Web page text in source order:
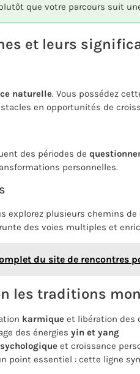
que votre parcours suit
et leurs
naturelle. Vous possédez
en opportunités de
des périodes de
personnelles.
explorez plusieurs chemins de
des voies multiples et
du site de rencontres
les traditions
karmique et libération des
des énergies yin et yang
et croissance
point essentiel : cette ligne